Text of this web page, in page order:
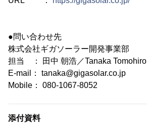
●問い合わせ先
株式会社ギガソーラー開発事業部
担当 ： 田中 朝浩／Tanaka Tomohiro
E-mail： tanaka@gigasolar.co.jp
Mobile： 080-1067-8052
添付資料